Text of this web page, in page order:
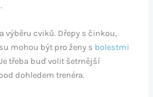
výběru cviků. Dřepy s činkou,
mohou být pro ženy s bolestmi
třeba buď volit šetrnější
dohledem trenéra.